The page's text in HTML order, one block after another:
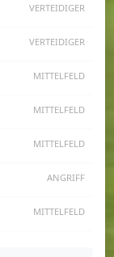
VERTEIDIGER
VERTEIDIGER
MITTELFELD
MITTELFELD
MITTELFELD
ANGRIFF
MITTELFELD